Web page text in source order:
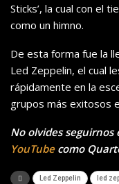
Sticks’, la cual con el
como un himno.
De esta forma fue la
Led Zeppelin, el cual
rápidamente en la
grupos más exitosos
No olvides seguirnos
YouTubecomo
Led Zeppelin led